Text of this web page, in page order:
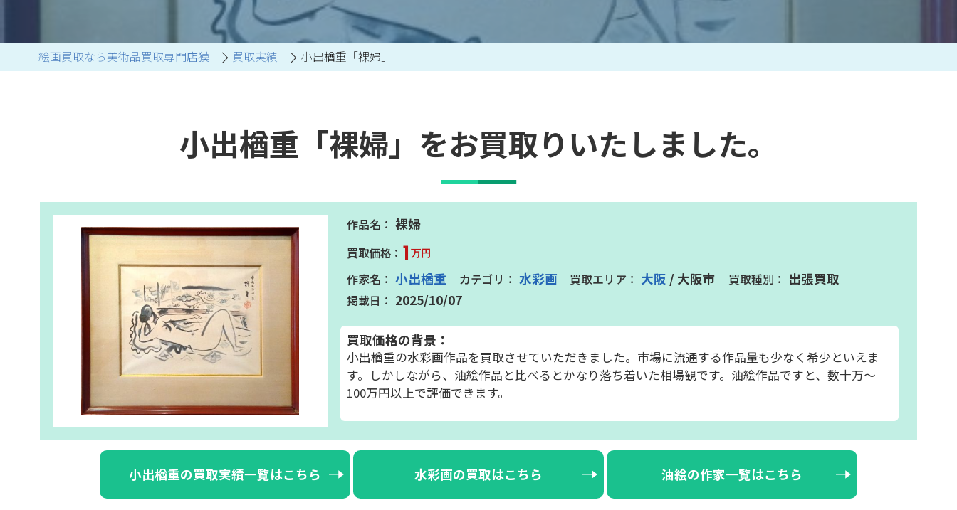
工芸品買取 ジュエリー・ウォッチ買取
絵画買取なら美術品買取専門店獏 買取実績 小出楢重「裸婦」
小出楢重「裸婦」をお買取りいたしました。
裸婦
1 万円
小出楢重 水彩画 大阪 / 大阪市
出張買取
2025/10/07
買取価格の背景：
小出楢重の水彩画作品を買取させていただきました。市場に流通する作品量も少なく希少といえま
す。しかしながら、油絵作品と比べるとかなり落ち着いた相場観です。油絵作品ですと、数十万～
100万円以上で評価できます。
小出楢重の買取実績一覧はこちら 水彩画の買取はこちら 油絵の作家一覧はこちら